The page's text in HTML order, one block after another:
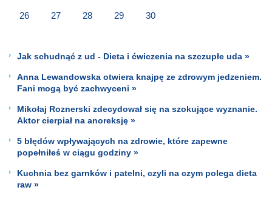
26 27 28 29 30
Jak schudnąć z ud - Dieta i ćwiczenia na szczupłe uda »
Anna Lewandowska otwiera knajpę ze zdrowym jedzeniem.
Fani mogą być zachwyceni »
Mikołaj Roznerski zdecydował się na szokujące wyznanie.
Aktor cierpiał na anoreksję »
5 błędów wpływających na zdrowie, które zapewne
popełniłeś w ciągu godziny »
Kuchnia bez garnków i patelni, czyli na czym polega dieta
raw »